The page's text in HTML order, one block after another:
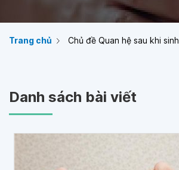
Trang chủ Chủ đề Quan hệ sau khi sinh
Danh sách bài viết